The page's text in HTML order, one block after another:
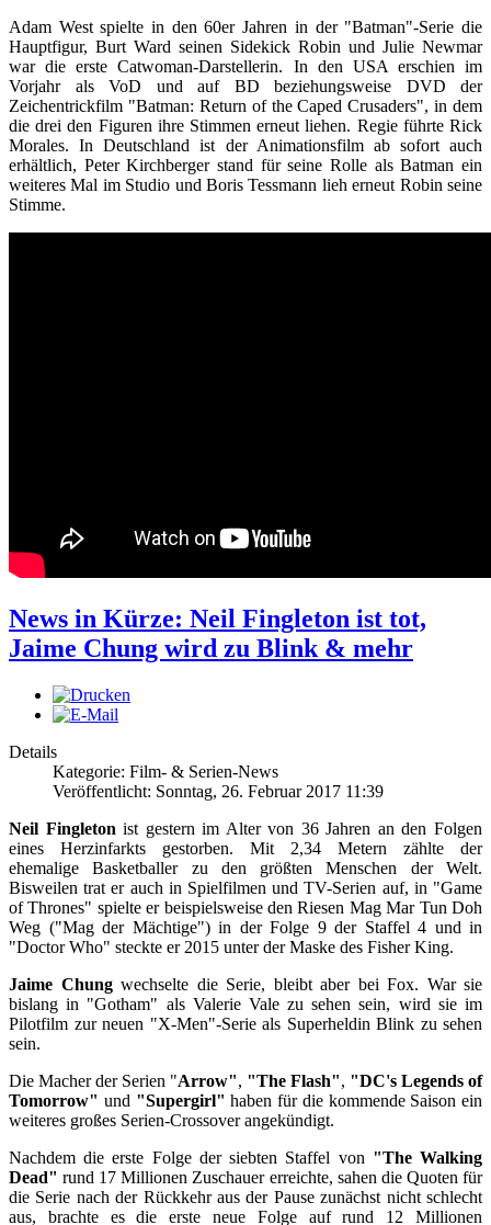
Adam West spielte in den 60er Jahren in der "Batman"-Serie die
Hauptfigur, Burt Ward seinen Sidekick Robin und Julie Newmar
war die erste Catwoman-Darstellerin. In den USA erschien im
Vorjahr als VoD und auf BD beziehungsweise DVD der
Zeichentrickfilm "Batman: Return of the Caped Crusaders", in dem
die drei den Figuren ihre Stimmen erneut liehen. Regie führte Rick
Morales. In Deutschland ist der Animationsfilm ab sofort auch
erhältlich, Peter Kirchberger stand für seine Rolle als Batman ein
weiteres Mal im Studio und Boris Tessmann lieh erneut Robin seine
Stimme.
News in Kürze: Neil Fingleton ist tot,
Jaime Chung wird zu Blink & mehr
Details
Kategorie: Film- & Serien-News
Veröffentlicht: Sonntag, 26. Februar 2017 11:39
Neil Fingleton ist gestern im Alter von 36 Jahren an den Folgen
eines Herzinfarkts gestorben. Mit 2,34 Metern zählte der
ehemalige Basketballer zu den größten Menschen der Welt.
Bisweilen trat er auch in Spielfilmen und TV-Serien auf, in "Game
of Thrones" spielte er beispielsweise den Riesen Mag Mar Tun Doh
Weg ("Mag der Mächtige") in der Folge 9 der Staffel 4 und in
"Doctor Who" steckte er 2015 unter der Maske des Fisher King.
Jaime Chungwechselte die Serie, bleibt aber bei Fox. War sie
bislang in "Gotham" als Valerie Vale zu sehen sein, wird sie im
Pilotfilm zur neuen "X-Men"-Serie als Superheldin Blink zu sehen
sein.
Die Macher der Serien "Arrow", "The Flash", "DC's Legends of
Tomorrow" und "Supergirl" haben für die kommende Saison ein
weiteres großes Serien-Crossover angekündigt.
Nachdem die erste Folge der siebten Staffel von "The Walking
Dead" rund 17 Millionen Zuschauer erreichte, sahen die Quoten für
die Serie nach der Rückkehr aus der Pause zunächst nicht schlecht
aus, brachte es die erste neue Folge auf rund 12 Millionen